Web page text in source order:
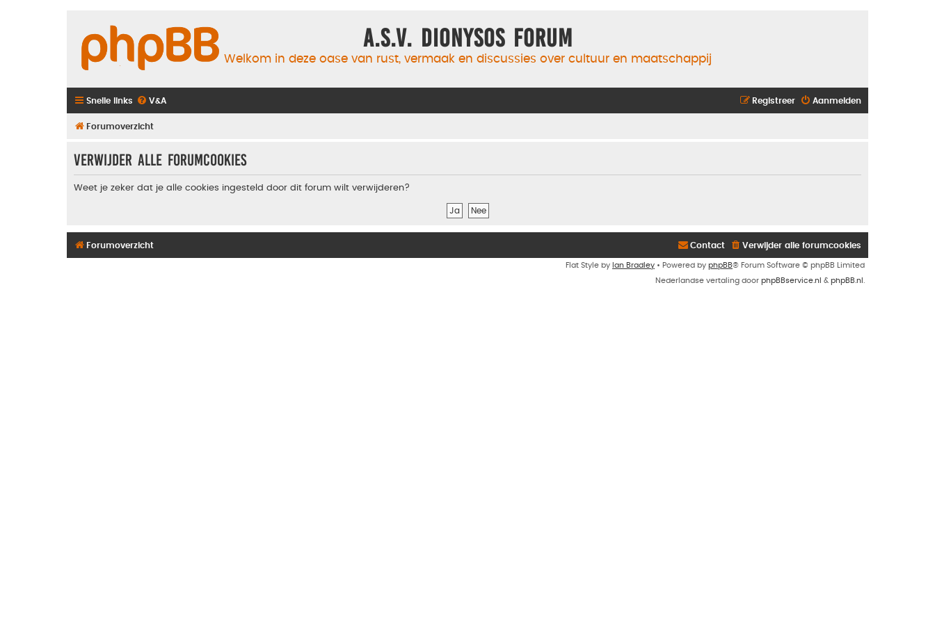
A.S.V. Dionysos Forum
Welkom in deze oase van rust, vermaak en discussies over cultuur en maatschappij
Snelle links V&A Aanmelden
Registreer
Forumoverzicht
Verwijder alle forumcookies
Weet je zeker dat je alle cookies ingesteld door dit forum wilt verwijderen?
Forumoverzicht Verwijder alle forumcookies
Contact
Flat Style by Ian Bradley • Powered by phpBB® Forum Software © phpBB Limited
Nederlandse vertaling door phpBBservice.nl & phpBB.nl .